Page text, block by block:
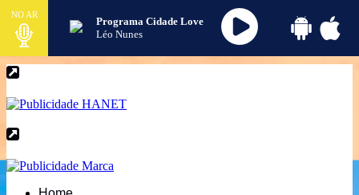
NO AR
Programa Cidade Love
Léo Nunes